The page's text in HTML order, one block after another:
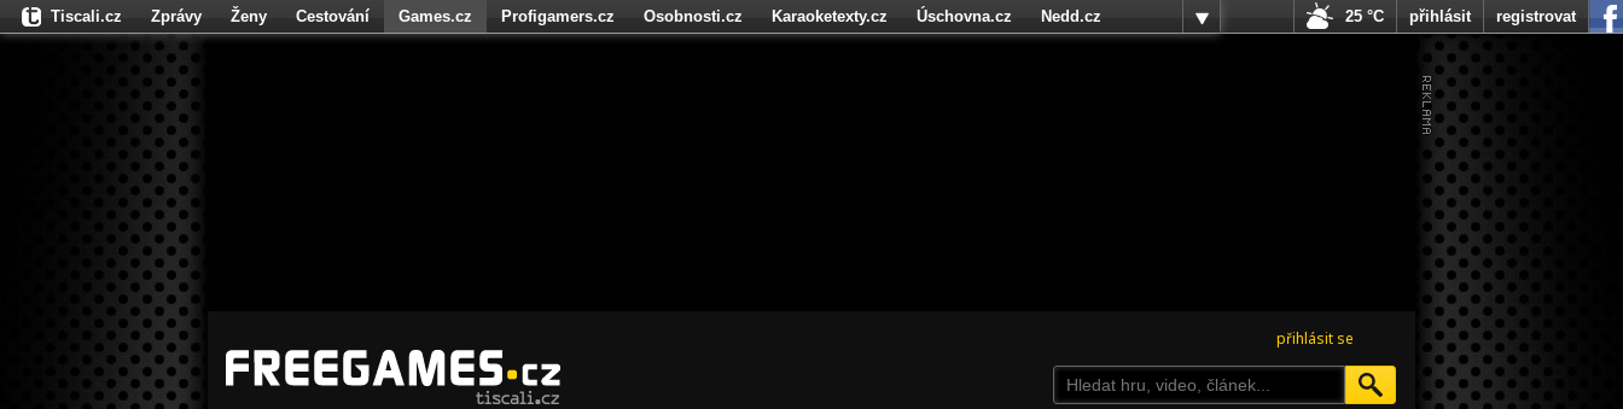
přihlásit se
Tiscali.cz Zprávy Ženy Cestování Games.cz Profigamers.cz Osobnosti.cz Karaoketexty.cz Úschovna.cz
Nedd.cz
Fights.cz
25 °C přihlásit registrovat